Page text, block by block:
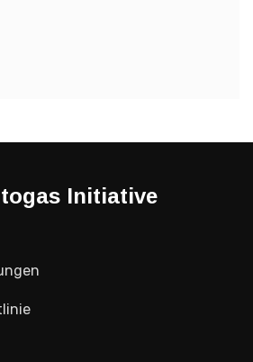
Initiative